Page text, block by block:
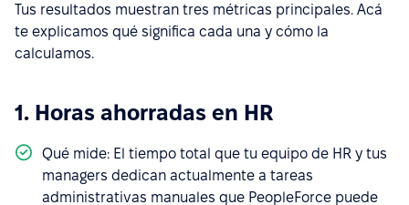
Tus resultados muestran tres métricas principales. Acá
te explicamos qué significa cada una y cómo la
calculamos.
1. Horas ahorradas en HR
Qué mide: El tiempo total que tu equipo de HR y tus
managers dedican actualmente a tareas
administrativas manuales que PeopleForce puede